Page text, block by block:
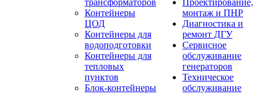
трансформаторов
Контейнеры
ЦОД
Контейнеры для
водоподготовки
Контейнеры для
тепловых
пунктов
Блок-контейнеры
Проектирование,
монтаж и ПНР
Диагностика и
ремонт ДГУ
Сервисное
обслуживание
генераторов
Техническое
обслуживание